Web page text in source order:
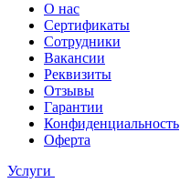
О нас
Сертификаты
Сотрудники
Вакансии
Реквизиты
Отзывы
Гарантии
Конфиденциальность
Оферта
Услуги